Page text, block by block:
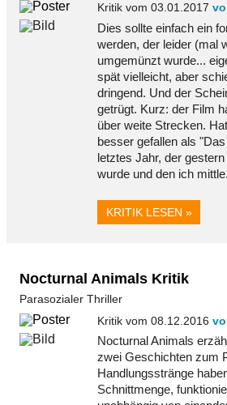
Kritik vom 03.01.2017
Dies sollte einfach ein
werden, der leider (mal
umgemünzt wurde...
spät vielleicht, aber
dringend. Und der
getrügt. Kurz: der Film
über weite Strecken.
besser gefallen als
letztes Jahr, der
wurde und den ich
KRITIK LESEN »
Nocturnal Animals Kritik
Parasozialer Thriller
Kritik vom 08.12.2016
Nocturnal Animals
zwei Geschichten zum
Handlungsstränge
Schnittmenge,